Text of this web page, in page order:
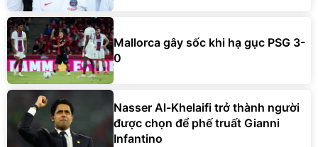
Mallorca gây sốc khi hạ gục PSG 3-
0
Nasser Al-Khelaifi trở thành người
được chọn để phế truất Gianni
Infantino